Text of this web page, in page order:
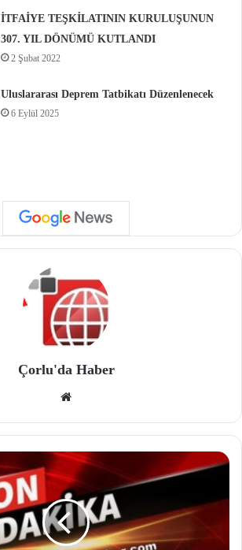
İTFAİYE TEŞKİLATININ KURULUŞUNUN
307. YIL DÖNÜMÜ KUTLANDI
2 Şubat 2022
Uluslararası Deprem Tatbikatı Düzenlenecek
6 Eylül 2025
Çorlu'da Haber
site
si